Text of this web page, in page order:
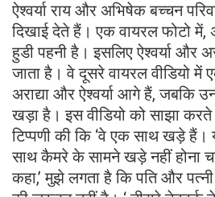
ऐश्वर्या राय और अभिषेक बच्चन
दिखाई देते हैं। एक वायरल फोटो
हुडी पहनी है। इसलिए ऐश्वर्या और
जाता है। वे दूसरे वायरल वीडियो में
अराद्या और ऐश्वर्या आगे हैं, जबकि
खड़ा है। इस वीडियो को साझा
टिप्पणी की कि ‘वे एक साथ खड़े
साथ कैमरे के सामने खड़े नहीं होना
कहा,’ मुझे लगता है कि पति और